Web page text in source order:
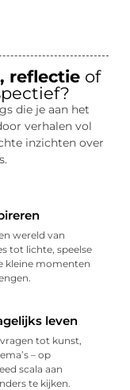
reflectie of
die je aan het
verhalen vol
inzichten over
wereld van
tot lichte, speelse
kleine momenten
leven
tot kunst,
– op
scala aan
te kijken.